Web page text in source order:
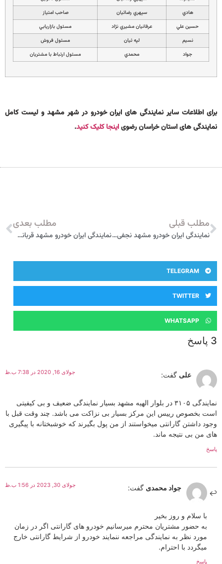
هادي
سپهري رضائيان
صاحب امتياز
حسين علي
عرفانيان مشيري نژاد
مسئول بازاريابي
نسيم
لپه ئيان
مسئول فروش
جواد
محمدي مسئول ارتباط با مشتريان
برای اطلاعات سایر نمایندگی های ایران خودرو در شهر مشهد و لیست کامل
نمایندگی های استان خراسان رضویاینجا کلیک کنید.
مطلب قبلی
نمایندگی ایران خودرو مشهد نجفی گل 3042
مطلب بعدی
نمایندگی ایران خودرو مشهد قربانی 3016
TELEGRAM
TWITTER
WHATSAPP
3 پاسخ
علی گفت: جولای 16, 2020 در 7:38 ب.ظ
نمایندگی ۳۱۰۵ در بلوار الهیه مشهد بسیار نمایندگی ضعیف و بی کیفیتی
است بخصوص رییس این مرکز بسیار بی نزاکت می باشد. چند وقت قبل با
وجود داشتن گارانتی میخواستند از من پول بگیرند که خوشبختانه با پیگیری
های من بی نتیجه ماند.
پاسخ
جواد محمدی گفت: جولای 30, 2023 در 1:56 ب.ظ
با سلام و روز بخیر
به حضور مشتریان محترم میرسانیم خودرو های گارانتی اگر در زمان
مورد نظر به نمایندگی مراجعه ننمایند خودرو از شرایط گارانتی خارج
میگردد با احترام.
پاسخ